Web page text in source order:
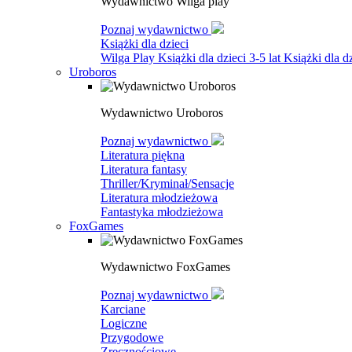
Poznaj wydawnictwo
Książki dla dzieci
Wilga Play Książki dla dzieci 3-5 lat Książki dla
Uroboros
Wydawnictwo Uroboros
Poznaj wydawnictwo
Literatura piękna
Literatura fantasy
Thriller/Kryminał/Sensacje
Literatura młodzieżowa
Fantastyka młodzieżowa
FoxGames
Wydawnictwo FoxGames
Poznaj wydawnictwo
Karciane
Logiczne
Przygodowe